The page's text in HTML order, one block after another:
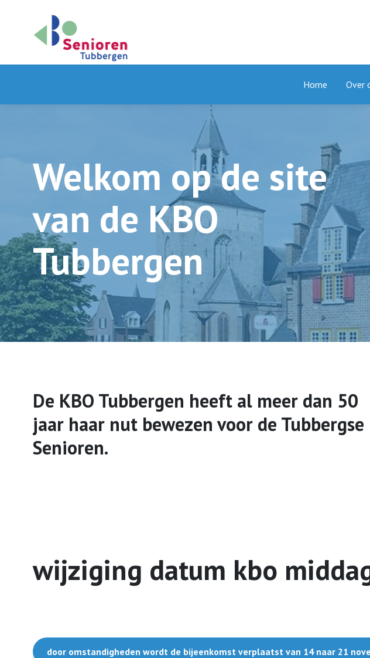
Home Over
Welkom op de site
van de KBO
Tubbergen
De KBO Tubbergen heeft al meer dan 50
jaar haar nut bewezen voor de Tubbergse
Senioren.
wijziging datum kbo
door omstandigheden wordt de bijeenkomst verplaatst van 14 naar 21